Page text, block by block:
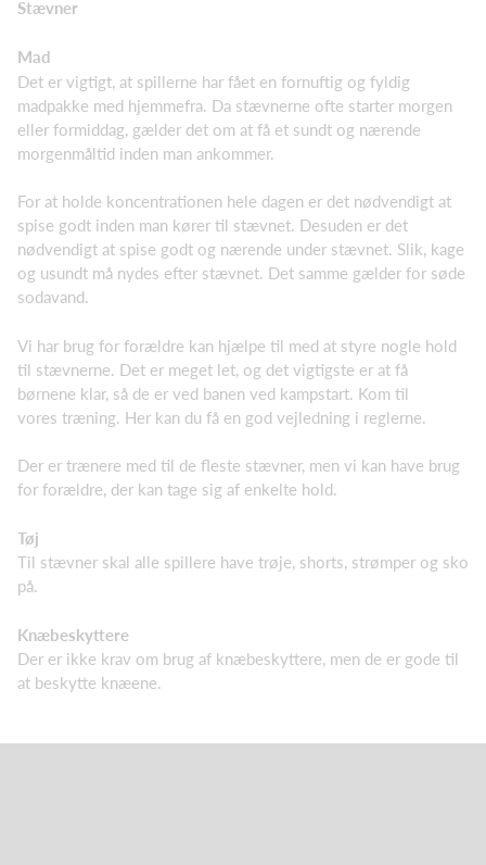
Stævner
Mad
Det er vigtigt, at spillerne har fået en fornuftig og fyldig
madpakke med hjemmefra. Da stævnerne ofte starter morgen
eller formiddag, gælder det om at få et sundt og nærende
morgenmåltid inden man ankommer.
For at holde koncentrationen hele dagen er det nødvendigt at
spise godt inden man kører til stævnet. Desuden er det
nødvendigt at spise godt og nærende under stævnet. Slik, kage
og usundt må nydes efter stævnet. Det samme gælder for søde
sodavand.
Vi har brug for forældre kan hjælpe til med at styre nogle hold
til stævnerne. Det er meget let, og det vigtigste er at få
børnene klar, så de er ved banen ved kampstart. Kom til
vores træning. Her kan du få en god vejledning i reglerne.
Der er trænere med til de fleste stævner, men vi kan have brug
for forældre, der kan tage sig af enkelte hold.
Tøj
Til stævner skal alle spillere have trøje, shorts, strømper og sko
på.
Knæbeskyttere
Der er ikke krav om brug af knæbeskyttere, men de er gode til
at beskytte knæene.